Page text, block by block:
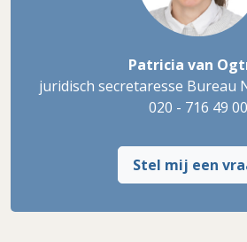
Patricia van
juridisch secretaresse Bureau
020 - 716 49 00
Stel mij een